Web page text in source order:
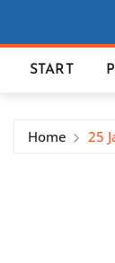
START
Home 25